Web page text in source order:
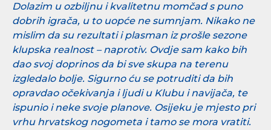
Dolazim u ozbiljnu i kvalitetnu momčad s puno
dobrih igrača, u to uopće ne sumnjam. Nikako ne
mislim da su rezultati i plasman iz prošle sezone
klupska realnost – naprotiv. Ovdje sam kako bih
dao svoj doprinos da bi sve skupa na terenu
izgledalo bolje. Sigurno ću se potruditi da bih
opravdao očekivanja i ljudi u Klubu i navijača, te
ispunio i neke svoje planove. Osijeku je mjesto pri
vrhu hrvatskog nogometa i tamo se mora vratiti.